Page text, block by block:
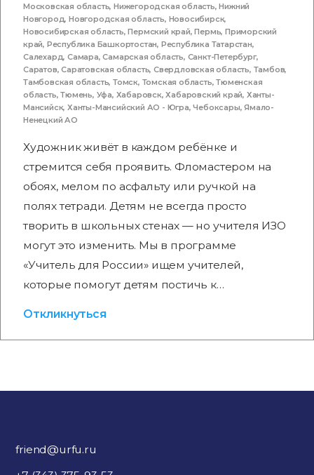
Московская область,Нижегородская область,Нижний
Новгород,Новгородская область, Новосибирск,
Новосибирская область,Пермский край,Пермь,Приморский
край, Республика Башкортостан, Республика Татарстан,
Салехард,Самара,Самарская область, Санкт-Петербург,
Саратов,Саратовская область,Свердловская область, Тамбов,
Тамбовская область,Томск, Томская область,Тюменская
область,Тюмень, Уфа, Хабаровск,Хабаровский край, Ханты-
Мансийск,Ханты-Мансийский АО - Югра,Чебоксары,Ямало-
Ненецкий АО
Художник живёт в каждом ребёнке и
стремится себя проявить. Фломастером на
обоях, мелом по асфальту или ручкой на
полях тетради. Детям не всегда просто
творить в школьных стенах — но учителя ИЗО
могут это изменить. Мы в программе
«Учитель для России» ищем учителей,
которые помогут детям постичь к…
Откликнуться
friend@urfu.ru